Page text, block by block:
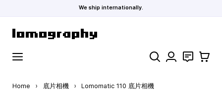
We ship internationally.
Search 聯絡 購物車
Home › 底片相機 › Lomomatic 110 底片相機